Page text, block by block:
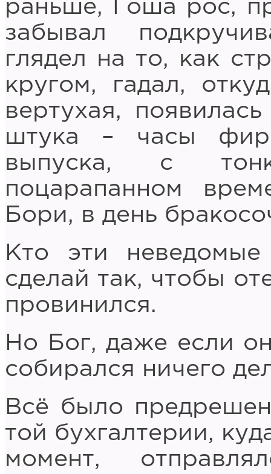
раньше, Гоша рос,
забывал
глядел на то, как
кругом, гадал,
вертухая,
штука – часы
выпуска, с
поцарапанном
Бори, в день
Кто эти
сделай так, чтобы
провинился.
Но Бог, даже если
собирался ничего
Всё было
той бухгалтерии,
момент,